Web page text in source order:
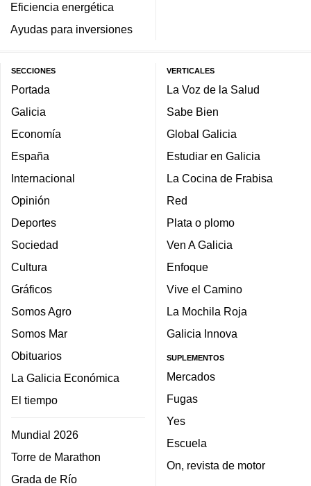
Eficiencia energética
Ayudas para inversiones
SECCIONES
Portada
Galicia
Economía
España
Internacional
Opinión
Deportes
Sociedad
Cultura
Gráficos
Somos Agro
Somos Mar
Obituarios
La Galicia Económica
El tiempo
Mundial 2026
Torre de Marathon
Grada de Río
VERTICALES
La Voz de la Salud
Sabe Bien
Global Galicia
Estudiar en Galicia
La Cocina de Frabisa
Red
Plata o plomo
Ven A Galicia
Enfoque
Vive el Camino
La Mochila Roja
Galicia Innova
SUPLEMENTOS
Mercados
Fugas
Yes
Escuela
On, revista de motor